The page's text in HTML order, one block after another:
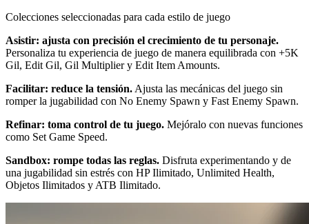
Colecciones seleccionadas para cada estilo de juego
Asistir: ajusta con precisión el crecimiento de tu personaje.
Personaliza tu experiencia de juego de manera equilibrada con +5K
Gil, Edit Gil, Gil Multiplier y Edit Item Amounts.
Facilitar: reduce la tensión. Ajusta las mecánicas del juego sin
romper la jugabilidad con No Enemy Spawn y Fast Enemy Spawn.
Refinar: toma control de tu juego. Mejóralo con nuevas funciones
como Set Game Speed.
Sandbox: rompe todas las reglas. Disfruta experimentando y de
una jugabilidad sin estrés con HP Ilimitado, Unlimited Health,
Objetos Ilimitados y ATB Ilimitado.